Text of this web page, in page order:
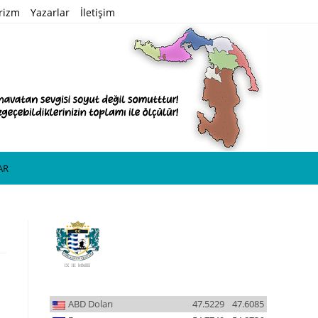
Yazarlar İletişim
ABD Doları 47.6085
47.5229